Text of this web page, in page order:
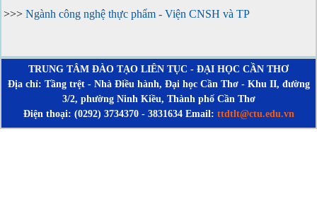
>>> Ngành công nghệ thực phẩm - Viện CNSH và TP
TRUNG TÂM ĐÀO TẠO LIÊN TỤC - ĐẠI HỌC CẦN THƠ
Địa chỉ: Tầng trệt - Nhà Điều hành, Đại học Cần Thơ - Khu II, đường
3/2, phường Ninh Kiều, Thành phố Cần Thơ
Điện thoại: (0292) 3734370 - 3831634 Email: ttdtlt@ctu.edu.vn